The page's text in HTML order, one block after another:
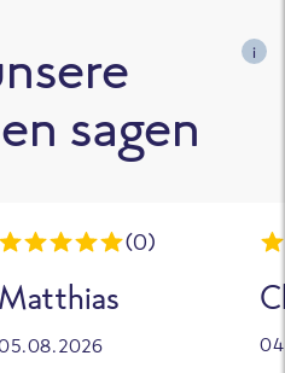
sagen
i
(0)
Matthias